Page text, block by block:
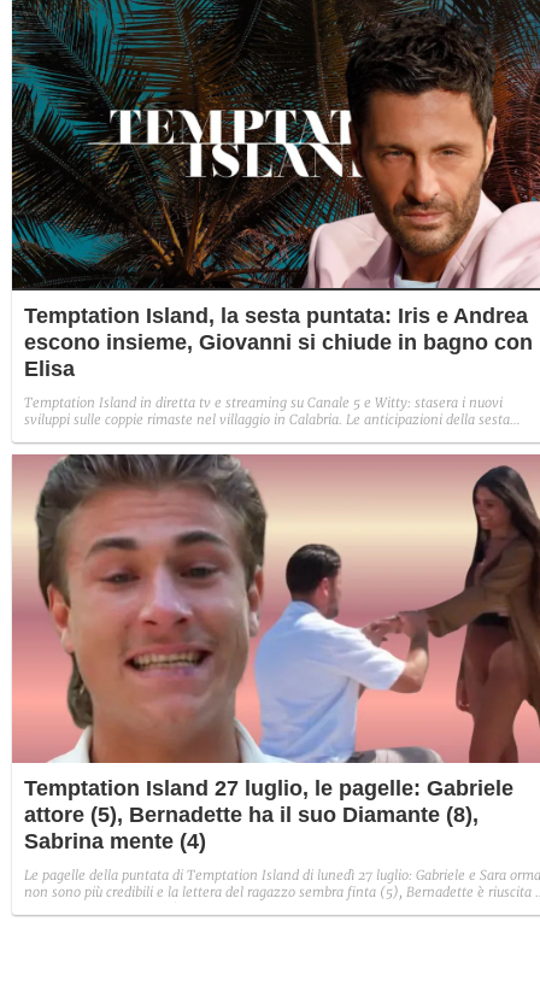
Temptation Island, la sesta puntata: Iris e Andrea
escono insieme, Giovanni si chiude in bagno con
Elisa
Temptation Island in diretta tv e streaming su Canale 5 e Witty: stasera i nuovi
sviluppi sulle coppie rimaste nel villaggio in Calabria. Le anticipazioni della sesta
Sabrina rifiuta il falò con Giovanni e si avvicina a Lory.
Temptation Island 27 luglio, le pagelle: Gabriele
attore (5), Bernadette ha il suo Diamante (8),
Sabrina mente (4)
Le pagelle della puntata di Temptation Island di lunedì 27 luglio: Gabriele e Sara
non sono più credibili e la lettera del ragazzo sembra finta (5), Bernadette è riuscita